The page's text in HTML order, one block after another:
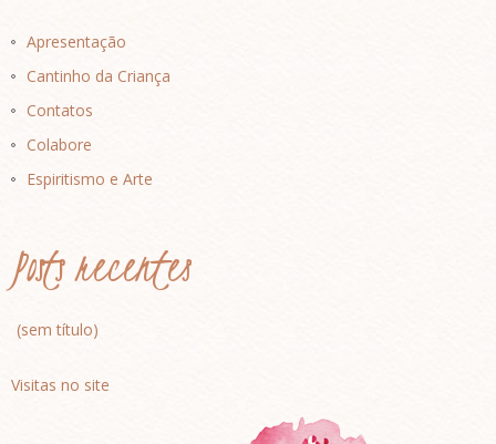
Apresentação
Cantinho da Criança
Contatos
Colabore
Espiritismo e Arte
Posts recentes
(sem título)
Visitas no site